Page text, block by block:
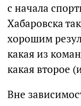
с начала
Хабаровска
хорошим
какая из
какая второе
Вне